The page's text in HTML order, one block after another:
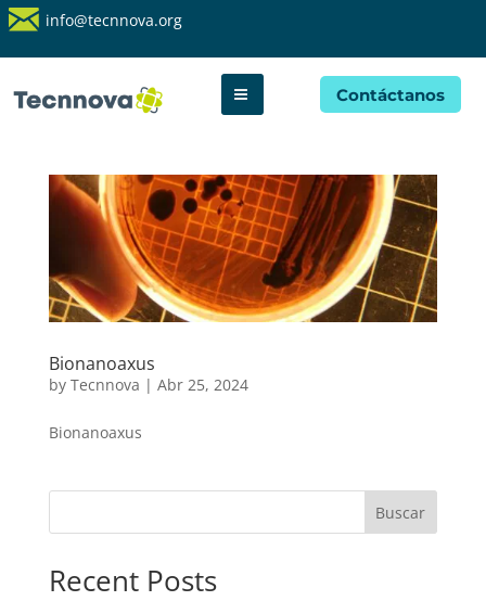
info@tecnnova.org
Contáctanos
Bionanoaxus
by Tecnnova | Abr 25, 2024
Bionanoaxus
Buscar
Recent Posts